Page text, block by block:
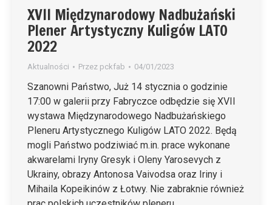
XVII Międzynarodowy Nadbużański
Plener Artystyczny Kuligów LATO
2022
Aktualności Przez pckfab 04/01/2023
Szanowni Państwo, Już 14 stycznia o godzinie
17:00 w galerii przy Fabryczce odbędzie się XVII
wystawa Międzynarodowego Nadbużańskiego
Pleneru Artystycznego Kuligów LATO 2022. Będą
mogli Państwo podziwiać m.in. prace wykonane
akwarelami Iryny Gresyk i Oleny Yarosevych z
Ukrainy, obrazy Antonosa Vaivodsa oraz Iriny i
Mihaila Kopeikinów z Łotwy. Nie zabraknie również